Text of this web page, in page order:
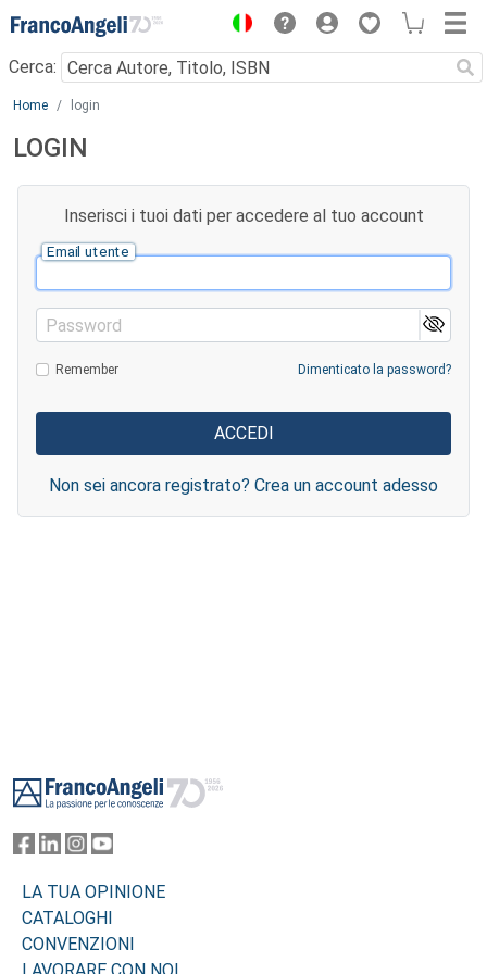
Menu
Cerca:
Main content
Home login
LOGIN
Inserisci i tuoi dati per accedere al tuo account
Email utente
Password
Remember Dimenticato la password?
Non sei ancora registrato? Crea un account adesso
LA TUA OPINIONE
CATALOGHI
CONVENZIONI